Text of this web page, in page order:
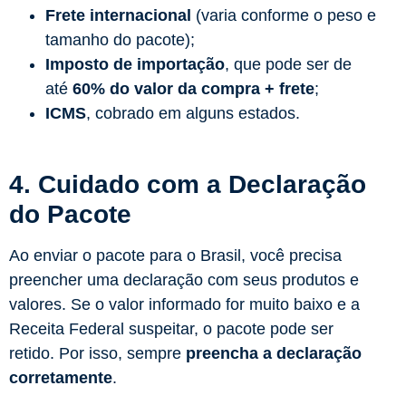
Frete internacional (varia conforme o peso e
tamanho do pacote);
Imposto de importação, que pode ser de
até 60% do valor da compra + frete;
ICMS, cobrado em alguns estados.
4. Cuidado com a Declaração
do Pacote
Ao enviar o pacote para o Brasil, você precisa
preencher uma declaração com seus produtos e
valores. Se o valor informado for muito baixo e a
Receita Federal suspeitar, o pacote pode ser
retido. Por isso, sempre preencha a declaração
corretamente.